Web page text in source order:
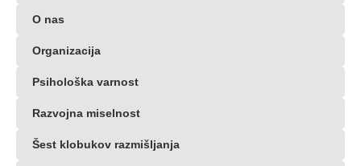
O nas
Organizacija
Psihološka varnost
Razvojna miselnost
Šest klobukov razmišljanja